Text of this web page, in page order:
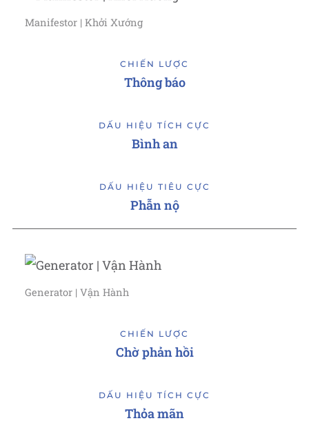
Manifestor | Khởi Xướng
CHIẾN LƯỢC
Thông báo
DẤU HIỆU TÍCH CỰC
Bình an
DẤU HIỆU TIÊU CỰC
Phẫn nộ
Generator | Vận Hành
CHIẾN LƯỢC
Chờ phản hồi
DẤU HIỆU TÍCH CỰC
Thỏa mãn